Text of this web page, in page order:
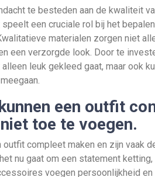
te besteden aan de kwaliteit
een cruciale rol bij het
materialen zorgen niet
een verzorgde look. Door te
leuk gekleed gaat, maar ook
een outfit
toe te voegen.
compleet maken en zijn vaak
nu gaat om een statement
voegen persoonlijkheid